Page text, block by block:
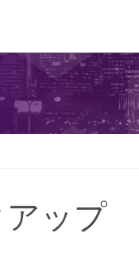
アップ